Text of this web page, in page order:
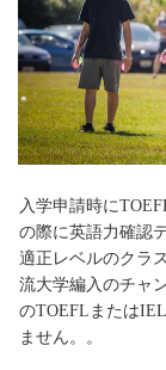
入学申請時に
の際に英語力確認
適正レベルのクラ
流大学編入のチャ
のTOEFLまたは
ません。。